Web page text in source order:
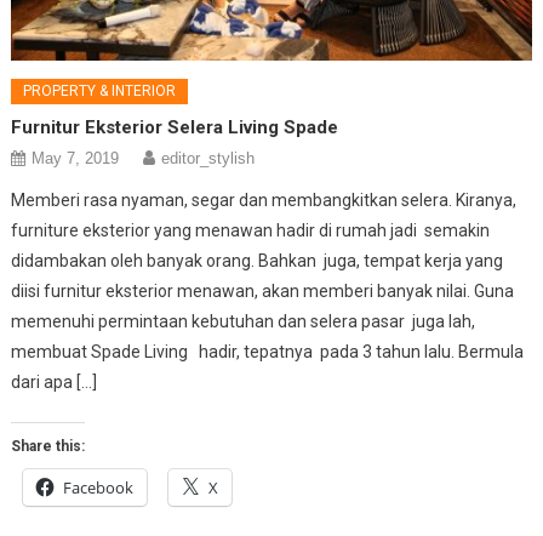
PROPERTY & INTERIOR
Furnitur Eksterior Selera Living Spade
May 7, 2019 editor_stylish
Memberi rasa nyaman, segar dan membangkitkan selera. Kiranya,
furniture eksterior yang menawan hadir di rumah jadi semakin
didambakan oleh banyak orang. Bahkan juga, tempat kerja yang
diisi furnitur eksterior menawan, akan memberi banyak nilai. Guna
memenuhi permintaan kebutuhan dan selera pasar juga lah,
membuat Spade Living hadir, tepatnya pada 3 tahun lalu. Bermula
dari apa […]
Share this:
Facebook X